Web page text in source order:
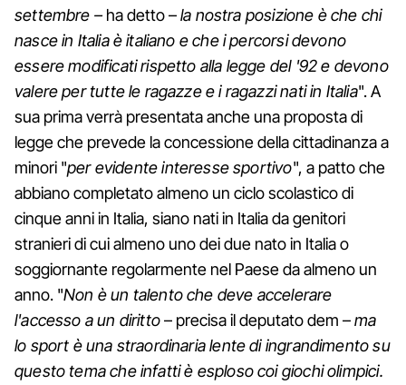
settembre –ha detto –la nostra posizione è che chi
nasce in Italia è italiano e che i percorsi devono
essere modificati rispetto alla legge del '92 e devono
valere per tutte le ragazze e i ragazzi nati in Italia". A
sua prima verrà presentata anche una proposta di
legge che prevede la concessione della cittadinanza a
minori "per evidente interesse sportivo", a patto che
abbiano completato almeno un ciclo scolastico di
cinque anni in Italia, siano nati in Italia da genitori
stranieri di cui almeno uno dei due nato in Italia o
soggiornante regolarmente nel Paese da almeno un
anno. "Non è un talento che deve accelerare
l'accesso a un diritto– precisa il deputato dem –ma
lo sport è una straordinaria lente di ingrandimento su
questo tema che infatti è esploso coi giochi olimpici.